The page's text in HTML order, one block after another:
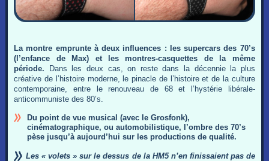
La montre emprunte à deux influences : les supercars des 70’s
(l’enfance de Max) et les montres-casquettes de la même
période. Dans les deux cas, on reste dans la décennie la plus
créative de l’histoire moderne, le pinacle de l’histoire et de la culture
contemporaine, entre le renouveau de 68 et l’hystérie libérale-
anticommuniste des 80’s.
Du point de vue musical (avec le Grosfonk),
cinématographique, ou automobilistique, l’ombre des 70’s
pèse jusqu’à aujourd’hui sur les productions de qualité.
Les « volets » sur le dessus de la HM5 n’en finissaient pas de